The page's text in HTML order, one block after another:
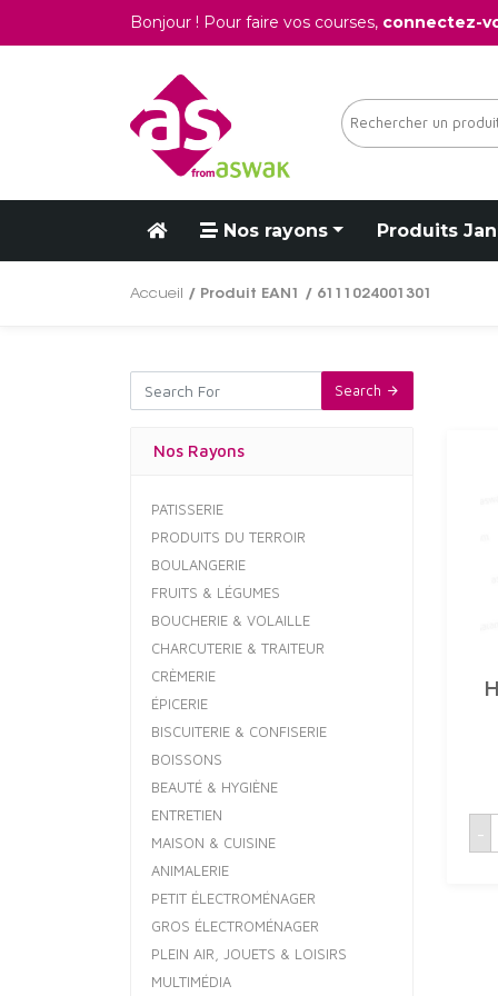
Bonjour ! Pour faire vos courses, connectez-
Nos rayons Produits
Accueil / Produit EAN1 / 6111024001301
Search
Nos Rayons
PATISSERIE
PRODUITS DU TERROIR
BOULANGERIE
FRUITS & LÉGUMES
BOUCHERIE & VOLAILLE
CHARCUTERIE & TRAITEUR
CRÈMERIE
ÉPICERIE
BISCUITERIE & CONFISERIE
BOISSONS
BEAUTÉ & HYGIÈNE
ENTRETIEN
MAISON & CUISINE
ANIMALERIE
PETIT ÉLECTROMÉNAGER
GROS ÉLECTROMÉNAGER
PLEIN AIR, JOUETS & LOISIRS
MULTIMÉDIA
-